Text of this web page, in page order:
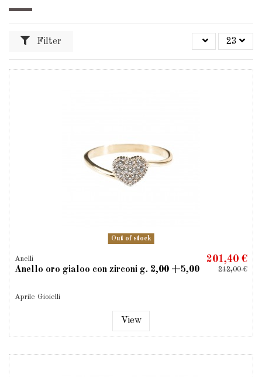
Filter 23
Out of stock
Anelli
Anello oro gialoo con zirconi g. 2,00 +5,00
Aprile Gioielli
201,40 €
212,00 €
View